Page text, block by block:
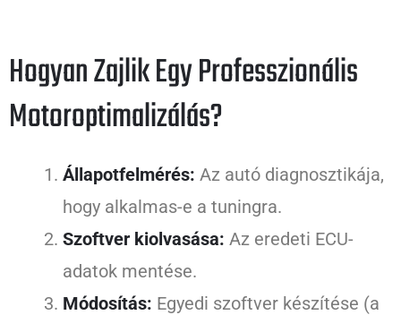
Hogyan Zajlik Egy Professzionális
Motoroptimalizálás?
Állapotfelmérés: Az autó diagnosztikája,
hogy alkalmas-e a tuningra.
Szoftver kiolvasása: Az eredeti ECU-
adatok mentése.
Módosítás: Egyedi szoftver készítése (a